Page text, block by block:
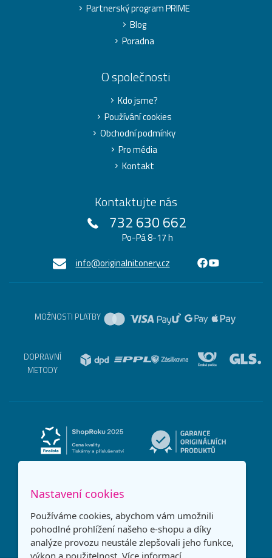
Partnerský program PRIME
Blog
Poradna
O společnosti
Kdo jsme?
Používání cookies
Obchodní podmínky
Pro média
Kontakt
Kontaktujte nás
732 630 662
Po-Pá 8-17 h
info@originalnitonery.cz
MOŽNOSTI PLATBY
DOPRAVNÍ
METODY
Nastavení cookies
Používáme cookies, abychom vám umožnili
pohodlné prohlížení našeho e-shopu a díky
analýze provozu neustále zlepšovali jeho funkce,
výkon a použitelnost. Více informací